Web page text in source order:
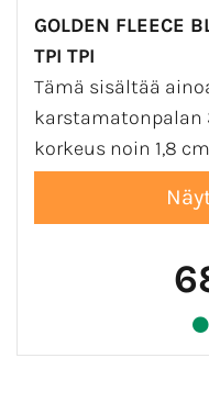
GOLDEN FLEECE
TPI TPI
Tämä sisältää
karstamatonpalan
korkeus noin 1,8